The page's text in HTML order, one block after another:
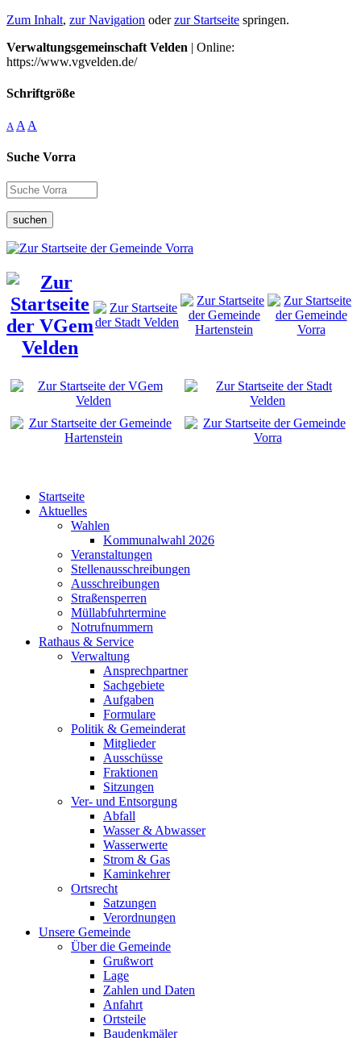
Zum Inhalt, zur Navigation oderzur Startseite springen.
Verwaltungsgemeinschaft Velden | Online:
https://www.vgvelden.de/
Schriftgröße
A A A
Suche Vorra
suchen
Startseite
Aktuelles
Wahlen
Kommunalwahl 2026
Veranstaltungen
Stellenausschreibungen
Ausschreibungen
Straßensperren
Müllabfuhrtermine
Notrufnummern
Rathaus & Service
Verwaltung
Ansprechpartner
Sachgebiete
Aufgaben
Formulare
Politik & Gemeinderat
Mitglieder
Ausschüsse
Fraktionen
Sitzungen
Ver- und Entsorgung
Abfall
Wasser & Abwasser
Wasserwerte
Strom & Gas
Kaminkehrer
Ortsrecht
Satzungen
Verordnungen
Unsere Gemeinde
Über die Gemeinde
Grußwort
Lage
Zahlen und Daten
Anfahrt
Ortsteile
Baudenkmäler